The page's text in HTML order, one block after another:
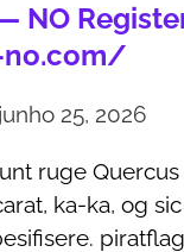
NO
no.com/
junho 25, 2026
ruge Quercus
ka-ka, og